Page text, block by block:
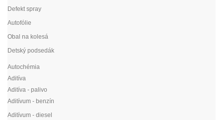
Defekt spray
Autofólie
Obal na kolesá
Detský podsedák
Autochémia
Aditíva
Aditíva - palivo
Aditívum - benzín
Aditívum - diesel